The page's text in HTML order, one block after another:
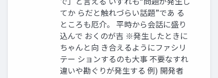
てか らだと触れづらい話題”であ る
ところも厄介。 平時から会話に盛り
込んで おくのが吉 ※発生したときに
ちゃんと向 き合えるようにファシリ
テー ションするのも大事 不要なすれ
違いや勘ぐりが発生する 例) 開発者